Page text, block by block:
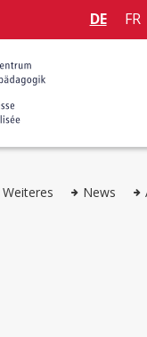
DE FR
Weiteres News